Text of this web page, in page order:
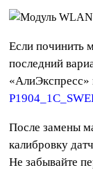
Если починить
последний
«АлиЭкспресс»
После замены
калибровку
Не забывайте